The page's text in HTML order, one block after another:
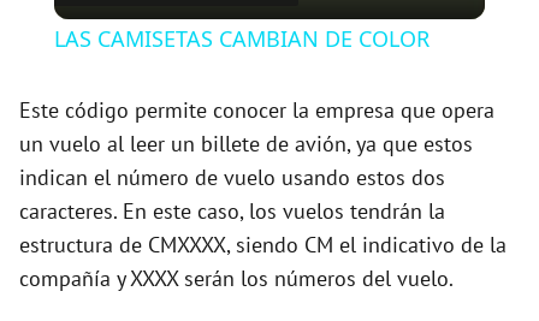
i
d
e
o
LAS CAMISETAS CAMBIAN DE COLOR
Este código permite conocer la empresa que opera
un vuelo al leer un billete de avión, ya que estos
indican el número de vuelo usando estos dos
caracteres. En este caso, los vuelos tendrán la
estructura de CMXXXX, siendo CM el indicativo de la
compañía y XXXX serán los números del vuelo.